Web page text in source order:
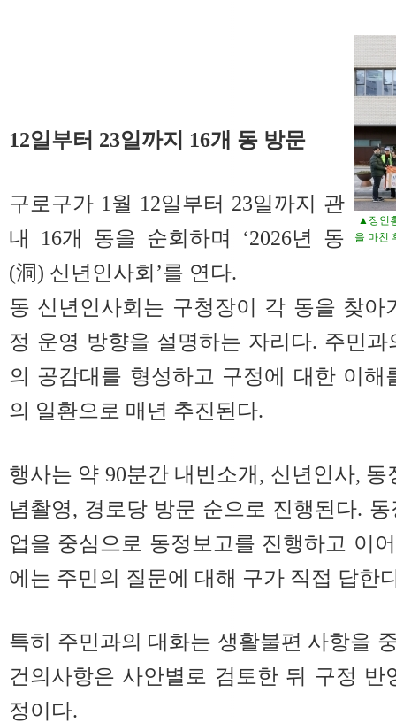
▲장인
을 마친
12일부터 23일까지 16개 동 방문
구로구가 1월 12일부터 23일까지 관
내 16개 동을 순회하며 ‘2026년 동
(洞) 신년인사회’를 연다.
동 신년인사회는 구청장이 각 동을 찾
정 운영 방향을 설명하는 자리다. 주민
의 공감대를 형성하고 구정에 대한 이
의 일환으로 매년 추진된다.
행사는 약 90분간 내빈소개, 신년인사,
념촬영, 경로당 방문 순으로 진행된다.
업을 중심으로 동정보고를 진행하고 이
에는 주민의 질문에 대해 구가 직접 답한
특히 주민과의 대화는 생활불편 사항을
건의사항은 사안별로 검토한 뒤 구정
정이다.